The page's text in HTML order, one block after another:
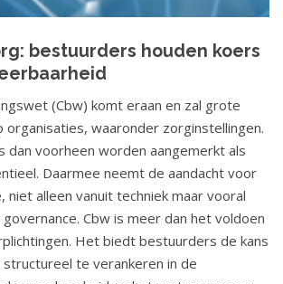
bestuurders houden koers
(Cbw) komt eraan en zal grote
organisaties, waaronder zorginstellingen.
dan voorheen worden aangemerkt als
Daarmee neemt de aandacht voor
alleen vanuit techniek maar vooral
Cbw is meer dan het voldoen
Het biedt bestuurders de kans
te verankeren in de